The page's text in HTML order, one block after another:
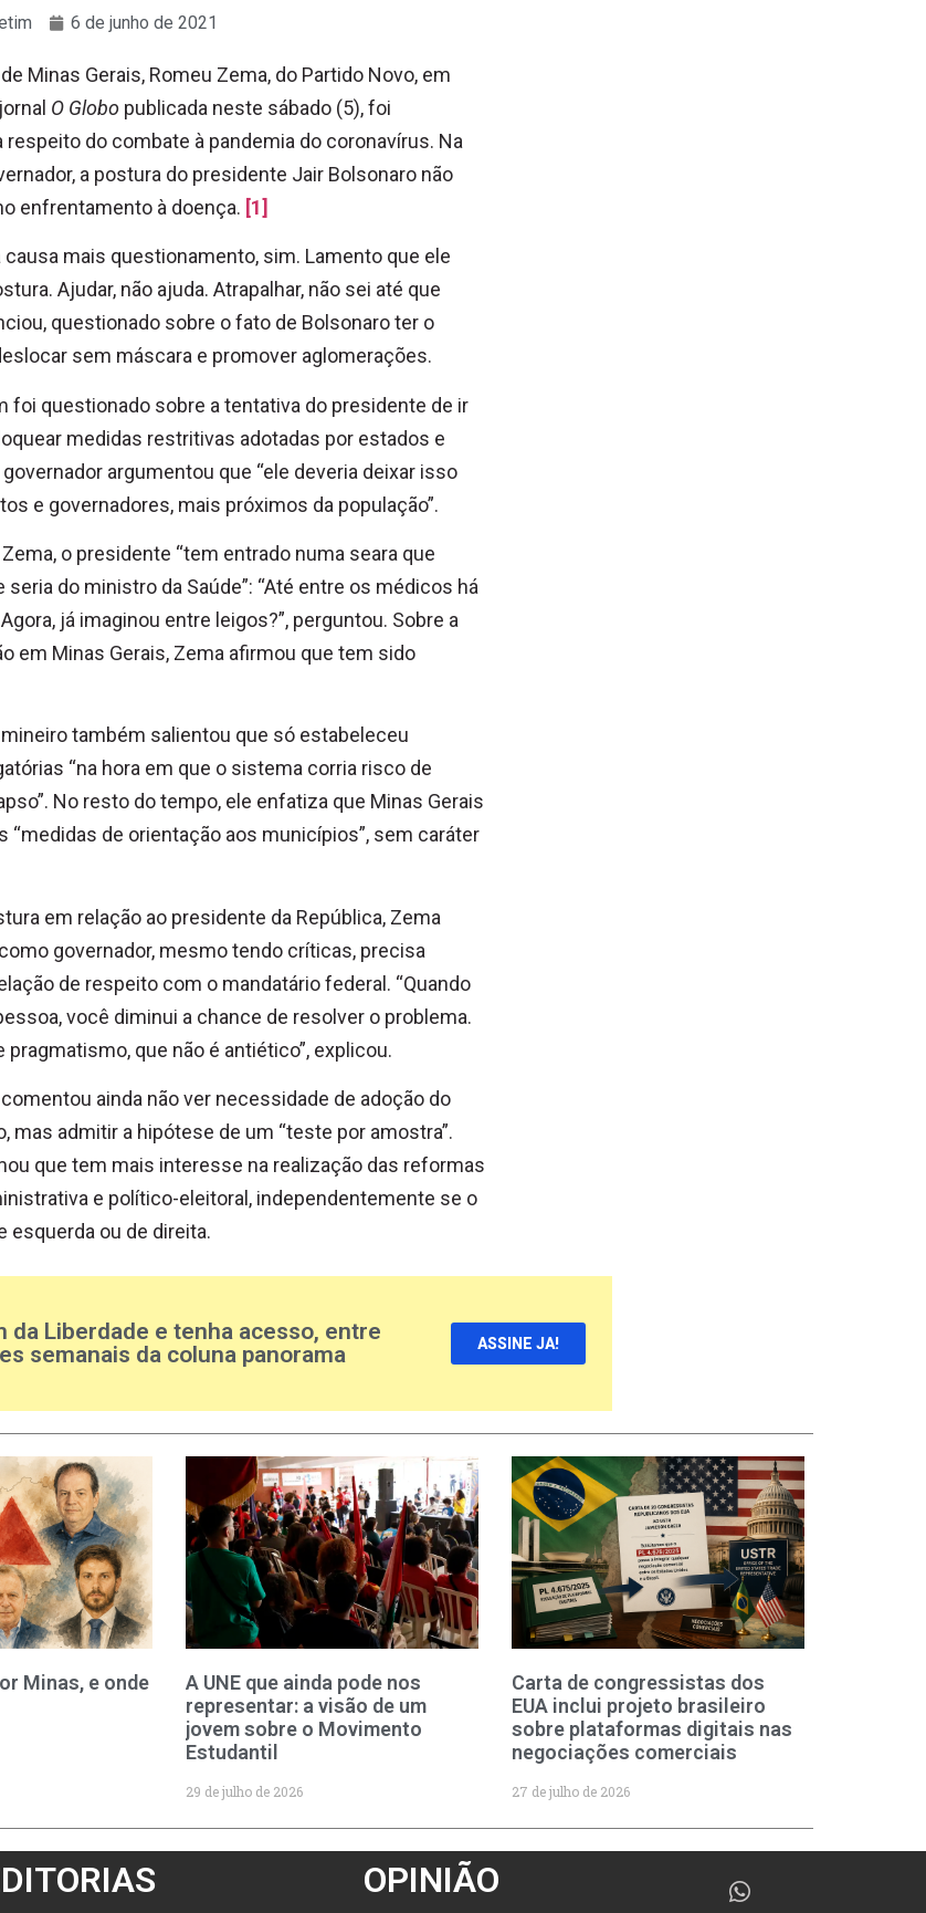
6 de junho de 2021
Minas Gerais, Romeu Zema, do Partido Novo, em
O Globo publicada neste sábado (5), foi
respeito do combate à pandemia do coronavírus. Na
a postura do presidente Jair Bolsonaro não
enfrentamento à doença. [1]
causa mais questionamento, sim. Lamento que ele
Ajudar, não ajuda. Atrapalhar, não sei até que
questionado sobre o fato de Bolsonaro ter o
sem máscara e promover aglomerações.
foi questionado sobre a tentativa do presidente de ir
medidas restritivas adotadas por estados e
argumentou que “ele deveria deixar isso
e governadores, mais próximos da população”.
o presidente “tem entrado numa seara que
seria do ministro da Saúde”: “Até entre os médicos há
já imaginou entre leigos?”, perguntou. Sobre a
em Minas Gerais, Zema afirmou que tem sido
também salientou que só estabeleceu
“na hora em que o sistema corria risco de
No resto do tempo, ele enfatiza que Minas Gerais
“medidas de orientação aos municípios”, sem caráter
em relação ao presidente da República, Zema
governador, mesmo tendo críticas, precisa
de respeito com o mandatário federal. “Quando
você diminui a chance de resolver o problema.
pragmatismo, que não é antiético”, explicou.
ainda não ver necessidade de adoção do
mas admitir a hipótese de um “teste por amostra”.
que tem mais interesse na realização das reformas
e político-eleitoral, independentemente se o
esquerda ou de direita.
da Liberdade e tenha acesso, entre
semanais da coluna panorama
ASSINE JA!
Minas, e onde
A UNE que ainda pode nos
representar: a visão de um
jovem sobre o Movimento
Estudantil
29 de julho de 2026
Carta de congressistas dos
EUA inclui projeto brasileiro
sobre plataformas digitais nas
negociações comerciais
27 de julho de 2026
OPINIÃO